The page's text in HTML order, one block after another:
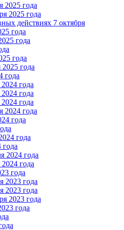
2025 года
2025 года
действиях 7 октября
года
года
года
года
года
года
года
года
2024 года
года
года
2024 года
года
года
2023 года
2023 года
2023 года
года